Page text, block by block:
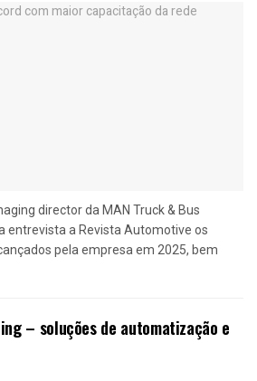
director da MAN Truck & Bus
entrevista a Revista Automotive os
pela empresa em 2025, bem
– soluções de automatização e